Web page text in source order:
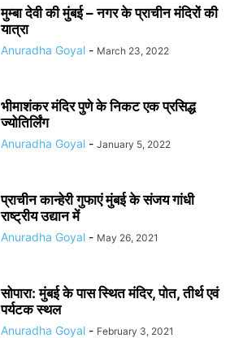
मुम्बा देवी की मुंबई – नगर के प्राचीन मंदिरों की
यात्रा
Anuradha Goyal - March 23, 2022
भीमाशंकर मंदिर पुणे के निकट एक प्रसिद्ध
ज्योतिर्लिंग
Anuradha Goyal - January 5, 2022
प्राचीन कान्हेरी गुफाएं मुंबई के संजय गांधी
राष्ट्रीय उद्यान में
Anuradha Goyal - May 26, 2021
सोपारा: मुंबई के पास स्थित मंदिर, पोत, तीर्थ एवं
पर्यटक स्थल
Anuradha Goyal - February 3, 2021